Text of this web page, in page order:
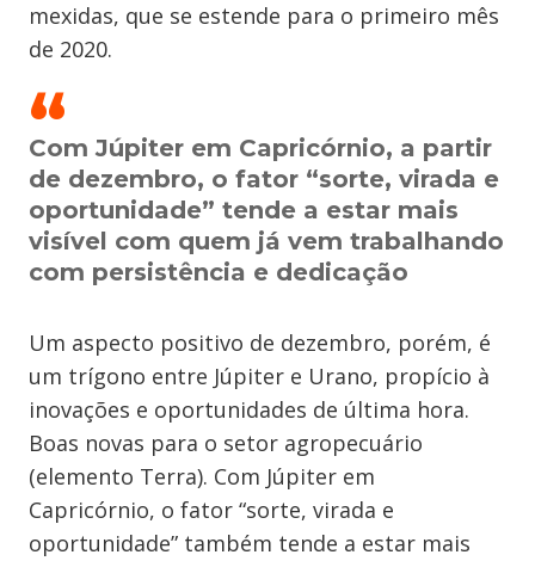
mexidas, que se estende para o primeiro mês
de 2020.
Com Júpiter em Capricórnio, a partir
de dezembro, o fator “sorte, virada e
oportunidade” tende a estar mais
visível com quem já vem trabalhando
com persistência e dedicação
Um aspecto positivo de dezembro, porém, é
um trígono entre Júpiter e Urano, propício à
inovações e oportunidades de última hora.
Boas novas para o setor agropecuário
(elemento Terra). Com Júpiter em
Capricórnio, o fator “sorte, virada e
oportunidade” também tende a estar mais